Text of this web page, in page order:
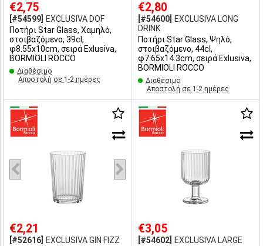
€2,75
[#54599]
EXCLUSIVA DOF
Ποτήρι Star Glass, Χαμηλό,
στοιβαζόμενο, 39cl,
φ8.55x10cm, σειρά Exlusiva,
BORMIOLI ROCCO
Διαθέσιμο
Αποστολή σε 1-2 ημέρες
€2,80
[#54600]
EXCLUSIVA LONG
DRINK
Ποτήρι Star Glass, Ψηλό,
στοιβαζόμενο, 44cl,
φ7.65x14.3cm, σειρά Exlusiva,
BORMIOLI ROCCO
Διαθέσιμο
Αποστολή σε 1-2 ημέρες
€2,21
[#52616]
EXCLUSIVA GIN FIZZ
€3,05
[#54602]
EXCLUSIVA LARGE